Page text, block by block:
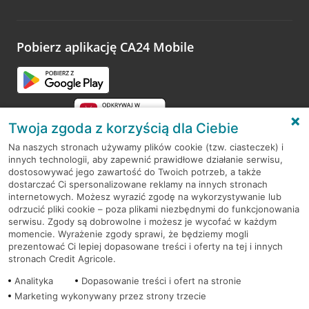
opinie.
Pobierz aplikację CA24 Mobile
RODO
Regulamin serwisu
Mapa serwisu
PolitykaCookies
Twoja zgoda z korzyścią dla Ciebie
Na naszych stronach używamy plików cookie (tzw. ciasteczek) i
innych technologii, aby zapewnić prawidłowe działanie serwisu,
dostosowywać jego zawartość do Twoich potrzeb, a także
dostarczać Ci spersonalizowane reklamy na innych stronach
internetowych. Możesz wyrazić zgodę na wykorzystywanie lub
odrzucić pliki cookie – poza plikami niezbędnymi do funkcjonowania
serwisu. Zgody są dobrowolne i możesz je wycofać w każdym
momencie. Wyrażenie zgody sprawi, że będziemy mogli
prezentować Ci lepiej dopasowane treści i oferty na tej i innych
stronach Credit Agricole.
Analityka
Dopasowanie treści i ofert na stronie
Marketing wykonywany przez strony trzecie